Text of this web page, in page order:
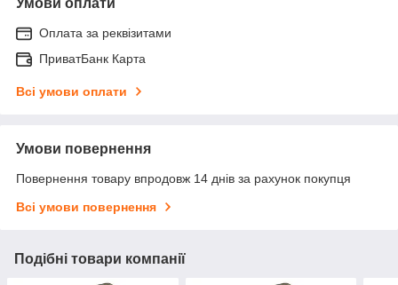
Оплата за реквізитами
ПриватБанк Карта
Всі умови оплати
Умови повернення
Повернення товару впродовж 14 днів за рахунок покупця
Всі умови повернення
Подібні товари компанії